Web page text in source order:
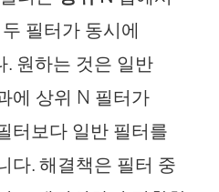
필터가 동시에
. 원하는 것은 일반
에 상위 N 필터가
터보다 일반 필터를
다. 해결책은 필터 중